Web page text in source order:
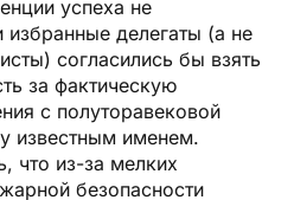
успеха не
избранные делегаты (а не
согласились бы взять
за фактическую
с полуторавековой
известным именем.
что из-за мелких
безопасности